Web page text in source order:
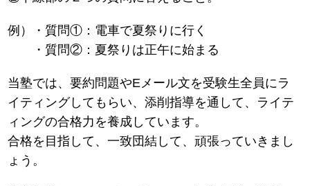
例）・質問①：電車で夏祭りに行く
・質問②：夏祭りは正午に始まる
当塾では、要約問題やEメール文を受験生全員にラ
イティングしてもらい、添削指導を通して、ライテ
ィングの合格力を養成しています。
合格を目指して、一致団結して、頑張っていきまし
ょう。